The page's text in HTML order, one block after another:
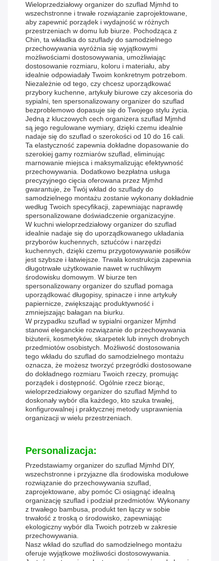
Wieloprzedziałowy organizer do szuflad Mjmhd to
wszechstronne i trwałe rozwiązanie zaprojektowane,
aby zapewnić porządek i wydajność w różnych
przestrzeniach w domu lub biurze. Pochodząca z
Chin, ta wkładka do szuflady do samodzielnego
przechowywania wyróżnia się wyjątkowymi
możliwościami dostosowywania, umożliwiając
dostosowanie rozmiaru, koloru i materiału, aby
idealnie odpowiadały Twoim konkretnym potrzebom.
Niezależnie od tego, czy chcesz uporządkować
przybory kuchenne, artykuły biurowe czy akcesoria do
sypialni, ten spersonalizowany organizer do szuflad
bezproblemowo dopasuje się do Twojego stylu życia.
Jedną z kluczowych cech organizera szuflad Mjmhd
są jego regulowane wymiary, dzięki czemu idealnie
nadaje się do szuflad o szerokości od 10 do 16 cali.
Ta elastyczność zapewnia dokładne dopasowanie do
szerokiej gamy rozmiarów szuflad, eliminując
marnowanie miejsca i maksymalizując efektywność
przechowywania. Dodatkowo bezpłatna usługa
precyzyjnego cięcia oferowana przez Mjmhd
gwarantuje, że Twój wkład do szuflady do
samodzielnego montażu zostanie wykonany dokładnie
według Twoich specyfikacji, zapewniając naprawdę
spersonalizowane doświadczenie organizacyjne.
W kuchni wieloprzedziałowy organizer do szuflad
idealnie nadaje się do uporządkowanego układania
przyborów kuchennych, sztućców i narzędzi
kuchennych, dzięki czemu przygotowywanie posiłków
jest szybsze i łatwiejsze. Trwała konstrukcja zapewnia
długotrwałe użytkowanie nawet w ruchliwym
środowisku domowym. W biurze ten
spersonalizowany organizer do szuflad pomaga
uporządkować długopisy, spinacze i inne artykuły
papiernicze, zwiększając produktywność i
zmniejszając bałagan na biurku.
W przypadku szuflad w sypialni organizer Mjmhd
stanowi eleganckie rozwiązanie do przechowywania
biżuterii, kosmetyków, skarpetek lub innych drobnych
przedmiotów osobistych. Możliwość dostosowania
tego wkładu do szuflad do samodzielnego montażu
oznacza, że ​​możesz tworzyć przegródki dostosowane
do dokładnego rozmiaru Twoich rzeczy, promując
porządek i dostępność. Ogólnie rzecz biorąc,
wieloprzedziałowy organizer do szuflad Mjmhd to
doskonały wybór dla każdego, kto szuka trwałej,
konfigurowalnej i praktycznej metody usprawnienia
organizacji w wielu przestrzeniach.
Personalizacja:
Przedstawiamy organizer do szuflad Mjmhd DIY,
wszechstronne i przyjazne dla środowiska modułowe
rozwiązanie do przechowywania szuflad,
zaprojektowane, aby pomóc Ci osiągnąć idealną
organizację szuflad i podział przedmiotów. Wykonany
z trwałego bambusa, produkt ten łączy w sobie
trwałość z troską o środowisko, zapewniając
ekologiczny wybór dla Twoich potrzeb w zakresie
przechowywania.
Nasz wkład do szuflad do samodzielnego montażu
oferuje wyjątkowe możliwości dostosowywania.